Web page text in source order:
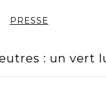
PRESSE
: un vert